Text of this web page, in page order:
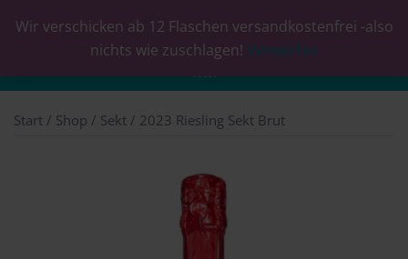
Wir verschicken ab 12 Flaschen versandkostenfrei -also
nichts wie zuschlagen! Verwerfen
0
Start / Shop / Sekt / 2023 Riesling Sekt Brut